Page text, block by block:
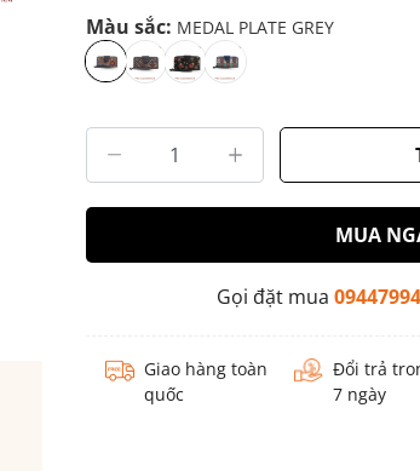
Màu sắc: MEDAL PLATE GREY
MUA
Gọi đặt mua
Giao hàng toàn
quốc
Đổi trả
7 ngày